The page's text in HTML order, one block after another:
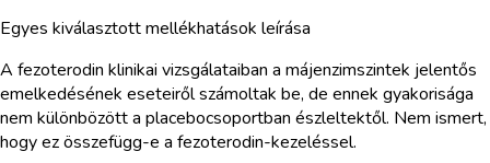
Egyes kiválasztott mellékhatások leírása
A fezoterodin klinikai vizsgálataiban a májenzimszintek jelentős
emelkedésének eseteiről számoltak be, de ennek gyakorisága
nem különbözött a placebocsoportban észleltektől. Nem ismert,
hogy ez összefügg-e a fezoterodin-kezeléssel.